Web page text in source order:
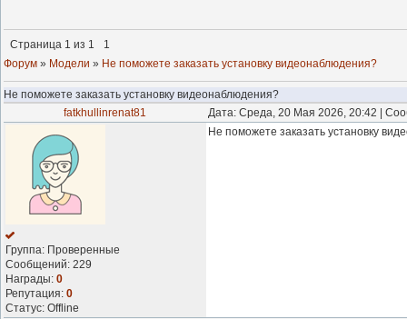
Страница 1 из 1
1
Форум » Модели » Не поможете заказать установку видеонаблюдения?
Не поможете заказать установку видеонаблюдения?
fatkhullinrenat81
Дата: Среда, 20 Мая 2026, 20:42 |
Группа: Проверенные
Сообщений: 229
Награды: 0
Репутация: 0
Статус: Offline
Не поможете заказать установку